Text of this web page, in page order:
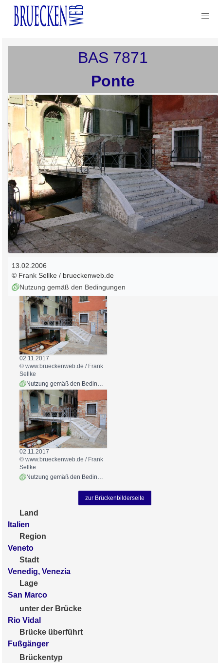
BAS 7871
Ponte
13.02.2006
© Frank Sellke / brueckenweb.de
Nutzung gemäß den Bedingungen
02.11.2017
© www.brueckenweb.de / Frank
Sellke
02.11.2017
© www.brueckenweb.de / Frank
Sellke
Nutzung gemäß den Bedingungen
zur Brückenbilderseite
Land
Italien
Region
Veneto
Stadt
Venedig, Venezia
Lage
San Marco
unter der Brücke
Rio Vidal
Brücke überführt
Fußgänger
Brückentyp